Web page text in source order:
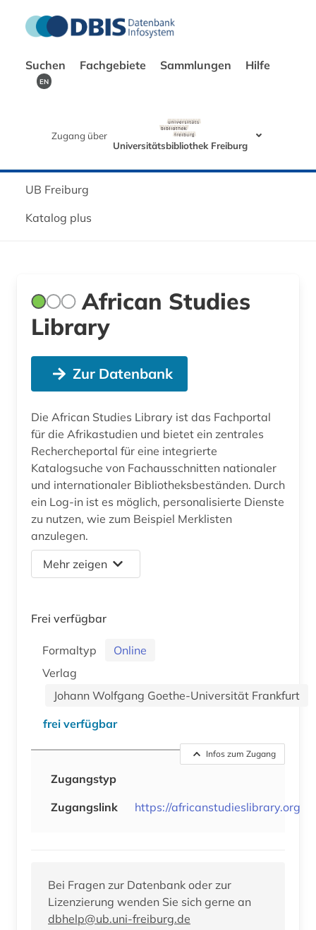
Suchen Fachgebiete Sammlungen Hilfe
EN
Zugang über
Universitätsbibliothek Freiburg
UB Freiburg
Katalog plus
African Studies
Library
Zur Datenbank
Die African Studies Library ist das Fachportal
für die Afrikastudien und bietet ein zentrales
Rechercheportal für eine integrierte
Katalogsuche von Fachausschnitten nationaler
und internationaler Bibliotheksbeständen. Durch
ein Log-in ist es möglich, personalisierte Dienste
zu nutzen, wie zum Beispiel Merklisten
anzulegen.
Mehr zeigen
Frei verfügbar
Formaltyp
Online
Verlag
Johann Wolfgang Goethe-Universität Frankfurt
frei verfügbar
Infos zum Zugang
Zugangstyp
Zugangslink
https://africanstudieslibrary.org
Bei Fragen zur Datenbank oder zur
Lizenzierung wenden Sie sich gerne an
dbhelp@ub.uni-freiburg.de